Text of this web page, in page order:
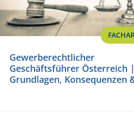
Gewerberechtlicher
Geschäftsführer Österreich |
Grundlagen, Konsequenzen